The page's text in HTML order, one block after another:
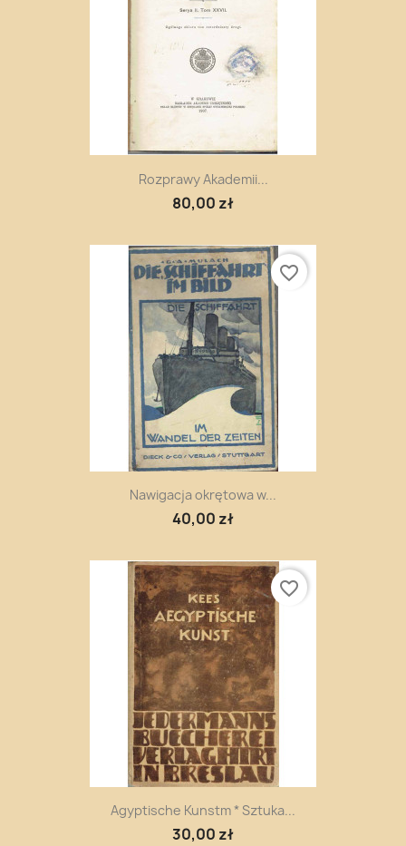
Rozprawy Akademii...
80,00 zł
Nawigacja okrętowa w...
40,00 zł
favorite_border
Agyptische Kunstm * Sztuka...
30,00 zł
favorite_border